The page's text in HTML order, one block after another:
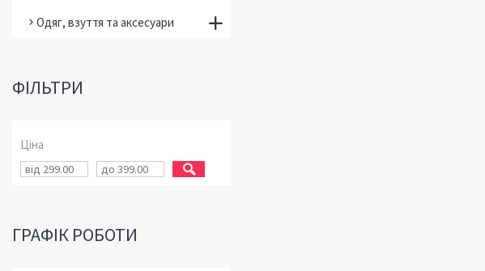
Одяг, взуття та аксесуари
ФІЛЬТРИ
Ціна
ГРАФІК РОБОТИ